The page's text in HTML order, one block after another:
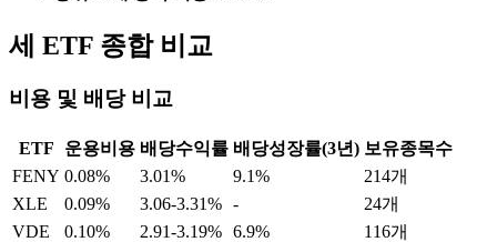
세 ETF 종합 비교
비용 및 배당 비교
ETF 운용비용 배당수익률 배당성장률(3년) 보유종목수
FENY 0.08% 3.01% 9.1%
214개
XLE
0.09% 3.06-3.31% -
24개
VDE
0.10% 2.91-3.19% 6.9% 116개